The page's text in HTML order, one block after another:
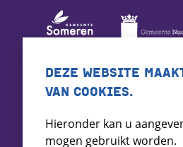
DEZE WEBSITE
VAN COOKIES.
Hieronder kan u
mogen gebruikt worden.